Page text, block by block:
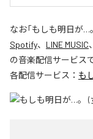
なお「もしも明日が…
Spotify、 LINE MUSIC、
の音楽配信サービス
各配信サービス： も